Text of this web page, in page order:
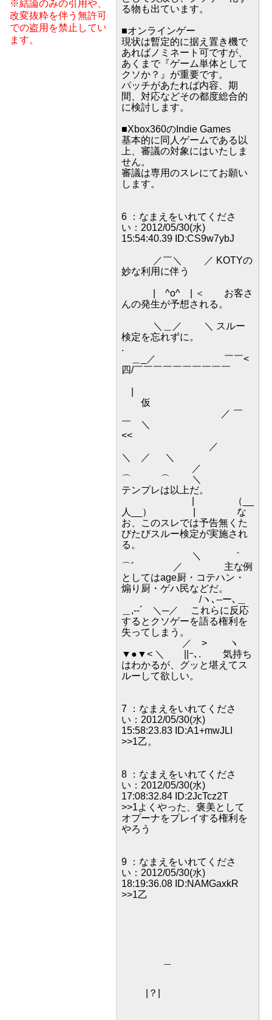
※結論のみの引用や、
改変抜粋を伴う無許可
での盗用を禁止してい
ます。
る物も出ています。
■オンラインゲー
現状は暫定的に据え置き機で
あればノミネート可ですが、
あくまで『ゲーム単体として
クソか？』が重要です。
パッチがあたれば内容、期
間、対応などその都度総合的
に検討します。
■Xbox360のIndie Games
基本的に同人ゲームである以
上、審議の対象にはいたしま
せん。
審議は専用のスレにてお願い
します。
6 ：なまえをいれてくださ
い：2012/05/30(水)
15:54:40.39 ID:CS9w7ybJ
／￣＼ ／ KOTYの
妙な利用に伴う
| ^o^ | ＜ お客さ
んの発生が予想される。
＼＿／ ＼ スルー
検定を忘れずに。
.
＿_／ ￣￣<
四/￣￣￣￣￣￣￣￣￣￣
仮
／ ￣
￣ ＼
<<
／
＼ ／ ＼
／
⌒ ⌒ ＼
テンプレは以上だ。
| （__
人__） | な
お、このスレでは予告無くた
びたびスルー検定が実施され
る。
＼ ｀
⌒´ ／ 主な例
としてはage厨・コテハン・
煽り厨・ゲハ民などだ。
/ヽ､--ー､＿
＿,-‐´ ＼─／ これらに反応
するとクソゲーを語る権利を
失ってしまう。
／ > ヽ
▼●▼< ＼ ||ｰ､. 気持ち
はわかるが、グッと堪えてス
ルーして欲しい。
7 ：なまえをいれてくださ
い：2012/05/30(水)
15:58:23.83 ID:A1+mwJLI
>>1乙。
8 ：なまえをいれてくださ
い：2012/05/30(水)
17:08:32.84 ID:2JcTcz2T
>>1よくやった、褒美として
オプーナをプレイする権利を
やろう
9 ：なまえをいれてくださ
い：2012/05/30(水)
18:19:36.08 ID:NAMGaxkR
>>1乙
|？|